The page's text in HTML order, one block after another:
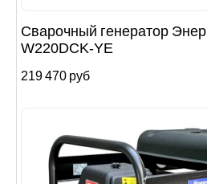
Сварочный генератор
W220DCK-YE
219 470 руб